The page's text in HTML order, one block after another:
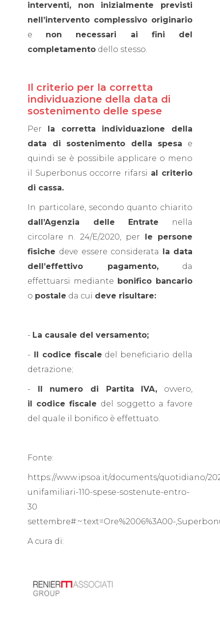
interventi, non inizialmente previsti
nell’intervento complessivo originario
e non necessari ai fini del
completamento dello stesso.
Il criterio per la corretta
individuazione della data di
sostenimento delle spese
Per
la corretta individuazione della
data di sostenimento della spesa e
quindi se è possibile applicare o meno
il Superbonus occorre rifarsi al criterio
di cassa.
In particolare, secondo quanto chiarito
dall’Agenzia delle Entrate nella
circolare n. 24/E/2020, per
le persone
fisiche deve essere considerata la data
dell’effettivo pagamento,da
effettuarsi mediante bonifico bancario
o postale da cui deve risultare:
- La causale del versamento;
- Il codice fiscale del beneficiario della
detrazione;
- Il numero di Partita IVA, ovvero,
il codice fiscale del soggetto a favore
del quale il bonifico è effettuato.
Fonte:
https://www.ipsoa.it/documents/quotidiano/
unifamiliari-110-spese-sostenute-entro-
30
settembre#:~:text=Ore%2006%3A00-
A cura di: